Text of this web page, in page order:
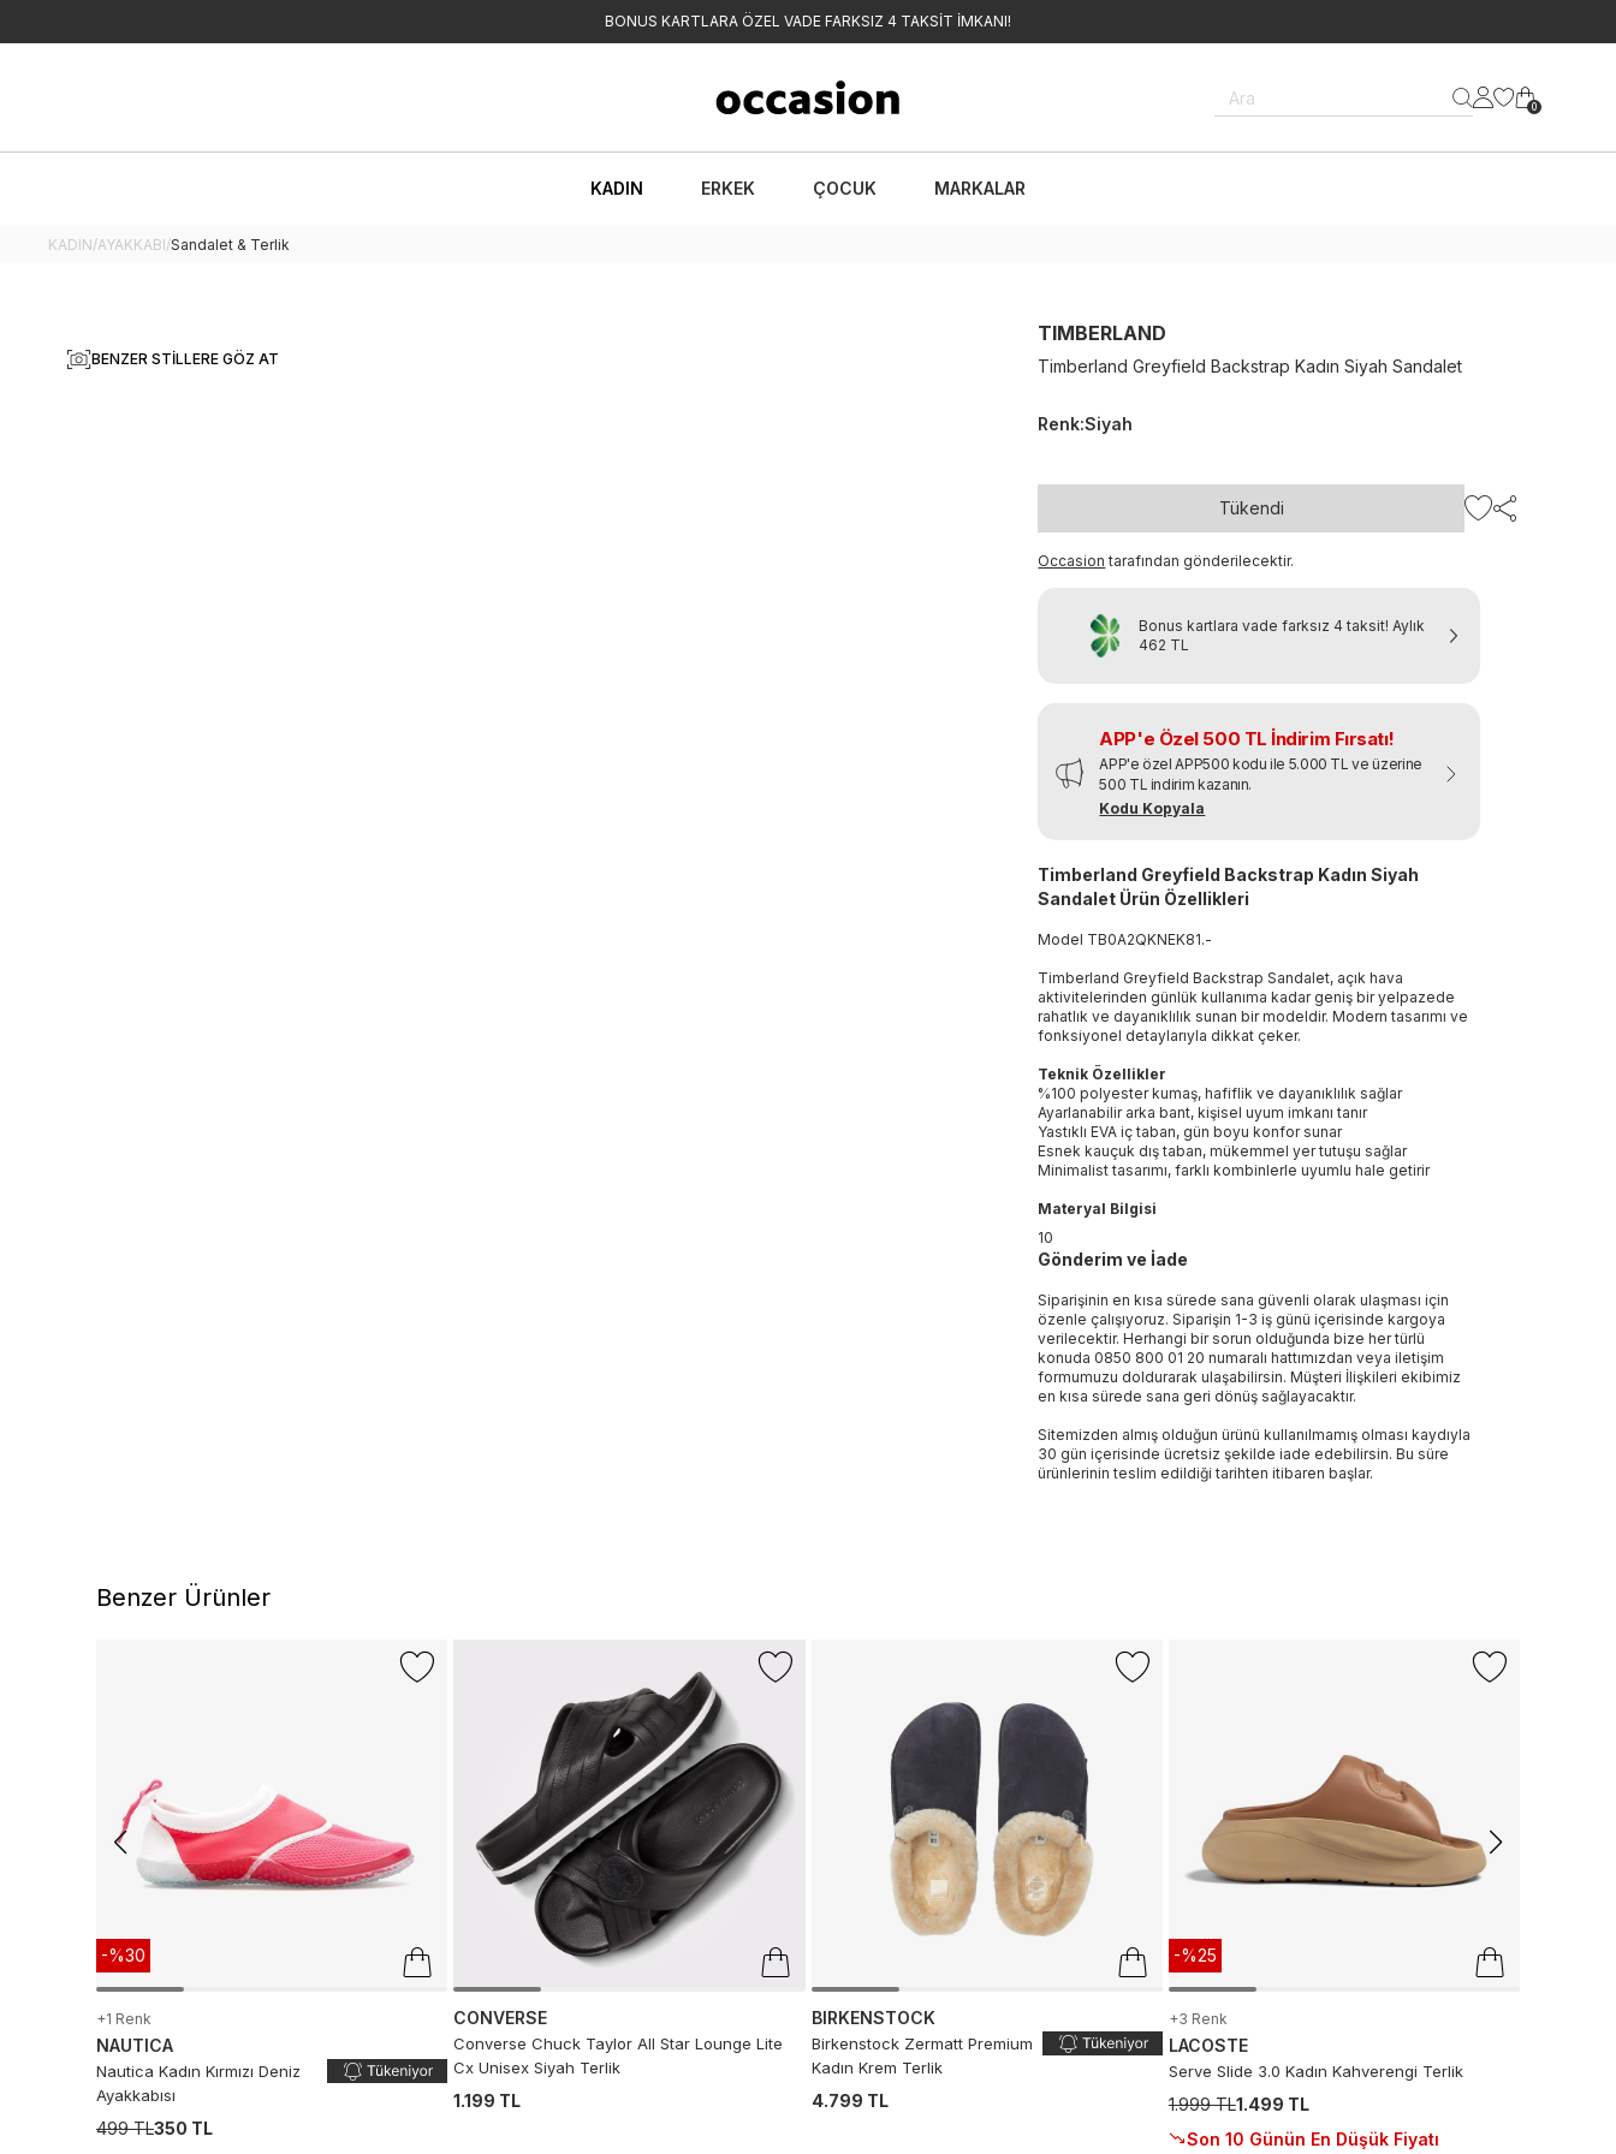
BONUS KARTLARA ÖZEL VADE FARKSIZ 4 TAKSİT İMKANI!
Ara 0
KADIN ERKEK ÇOCUK MARKALAR
KADIN/AYAKKABI/Sandalet & Terlik
BENZER STILLERE GÖZ AT
TIMBERLAND
Timberland Greyfield Backstrap Kadın Siyah Sandalet
Renk:Siyah
Tükendi
Occasion tarafından gönderilecektir.
Bonus kartlara vade farksız 4 taksit! Aylık
462 TL
APP'e Özel 500 TL İndirim Fırsatı!
APP'e özel APP500 kodu ile 5.000 TL ve üzerine
500 TL indirim kazanın.
Kodu Kopyala
Timberland Greyfield Backstrap Kadın Siyah
Sandalet Ürün Özellikleri
Model TB0A2QKNEK81.-
Timberland Greyfield Backstrap Sandalet, açık hava
aktivitelerinden günlük kullanıma kadar geniş bir yelpazede
rahatlık ve dayanıklılık sunan bir modeldir. Modern tasarımı ve
fonksiyonel detaylarıyla dikkat çeker.
Teknik Özellikler
%100 polyester kumaş, hafiflik ve dayanıklılık sağlar
Ayarlanabilir arka bant, kişisel uyum imkanı tanır
Yastıklı EVA iç taban, gün boyu konfor sunar
Esnek kauçuk dış taban, mükemmel yer tutuşu sağlar
Minimalist tasarımı, farklı kombinlerle uyumlu hale getirir
Materyal Bilgisi
10
Gönderim ve İade
Siparişinin en kısa sürede sana güvenli olarak ulaşması için
özenle çalışıyoruz. Siparişin 1-3 iş günü içerisinde kargoya
verilecektir. Herhangi bir sorun olduğunda bize her türlü
konuda 0850 800 01 20 numaralı hattımızdan veya iletişim
formumuzu doldurarak ulaşabilirsin. Müşteri İlişkileri ekibimiz
en kısa sürede sana geri dönüş sağlayacaktır.
Sitemizden almış olduğun ürünü kullanılmamış olması kaydıyla
30 gün içerisinde ücretsiz şekilde iade edebilirsin. Bu süre
ürünlerinin teslim edildiği tarihten itibaren başlar.
Benzer Ürünler
-%30
+1 Renk
NAUTICA
Nautica Kadın Kırmızı Deniz
Ayakkabısı
499 TL350 TL
CONVERSE
Converse Chuck Taylor All Star Lounge Lite
Cx Unisex Siyah Terlik
1.199 TL
BIRKENSTOCK
Birkenstock Zermatt Premium
Kadın Krem Terlik
4.799 TL
-%25
+3 Renk
LACOSTE
Serve Slide 3.0 Kadın Kahverengi Terlik
1.999 TL1.499 TL
Son 10 Günün En Düşük Fiyatı